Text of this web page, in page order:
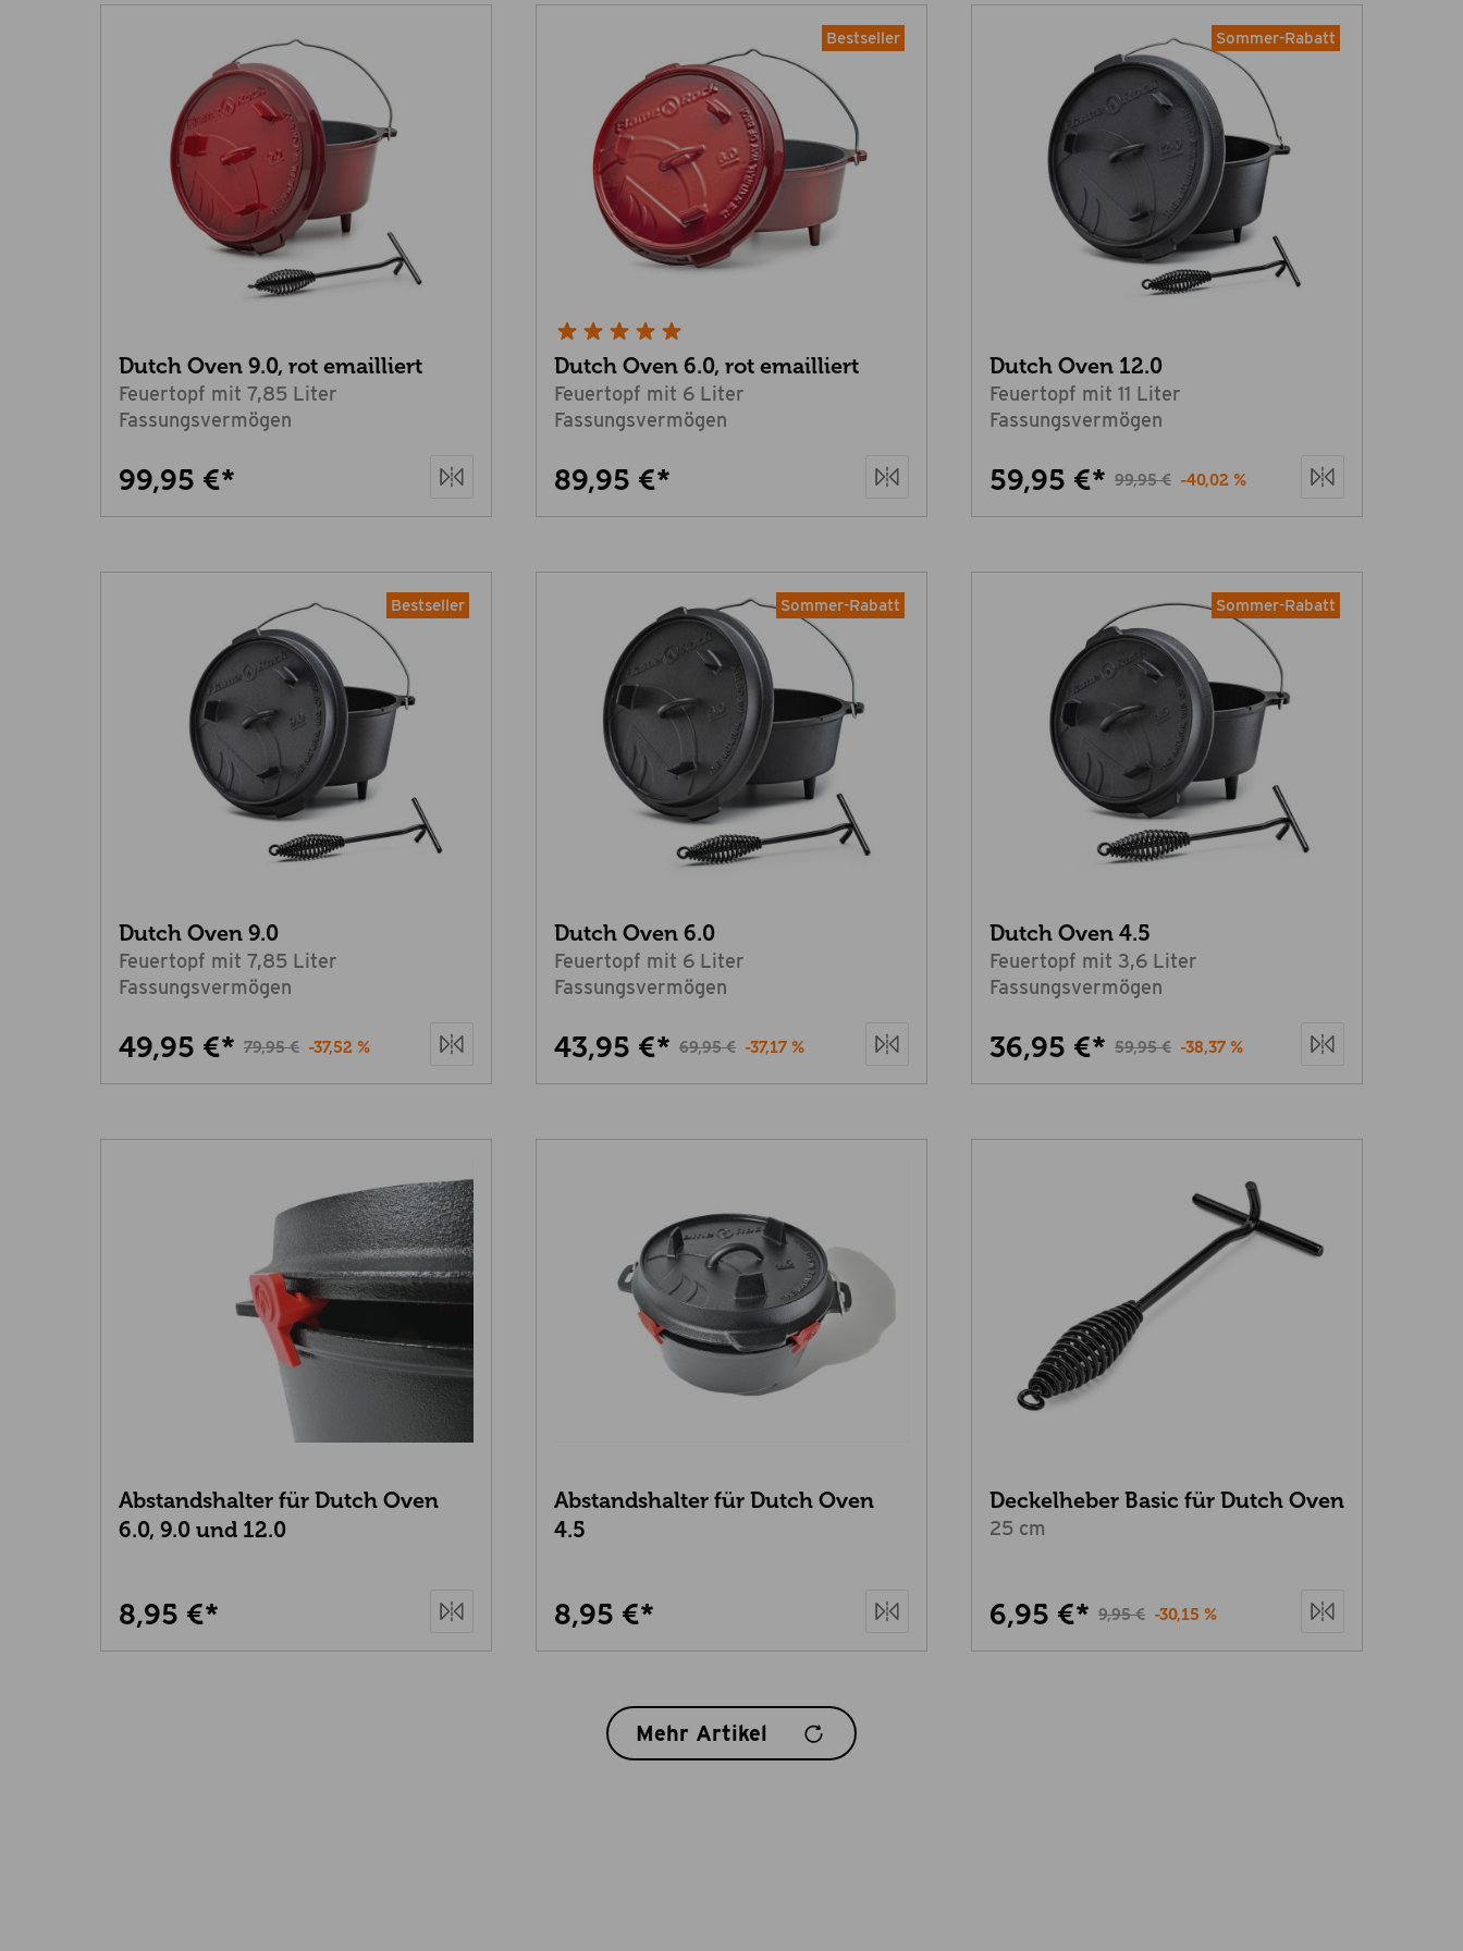
Dutch Oven 9.0, rot emailliert
Feuertopf mit 7,85 Liter
Fassungsvermögen
99,95 €*
Bestseller
Dutch Oven 6.0, rot emailliert
Feuertopf mit 6 Liter
Fassungsvermögen
89,95 €*
Sommer-Rabatt
Dutch Oven 12.0
Feuertopf mit 11 Liter
Fassungsvermögen
59,95 €* 99,95 € -40,02 %
Bestseller
Dutch Oven 9.0
Feuertopf mit 7,85 Liter
Fassungsvermögen
49,95 €* 79,95 € -37,52 %
Sommer-Rabatt
Dutch Oven 6.0
Feuertopf mit 6 Liter
Fassungsvermögen
43,95 €* 69,95 € -37,17 %
Sommer-Rabatt
Dutch Oven 4.5
Feuertopf mit 3,6 Liter
Fassungsvermögen
36,95 €* 59,95 € -38,37 %
Abstandshalter für Dutch Oven
6.0, 9.0 und 12.0
8,95 €*
Abstandshalter für Dutch Oven
4.5
8,95 €*
Deckelheber Basic für Dutch Oven
25 cm
6,95 €* 9,95 € -30,15 %
Mehr Artikel